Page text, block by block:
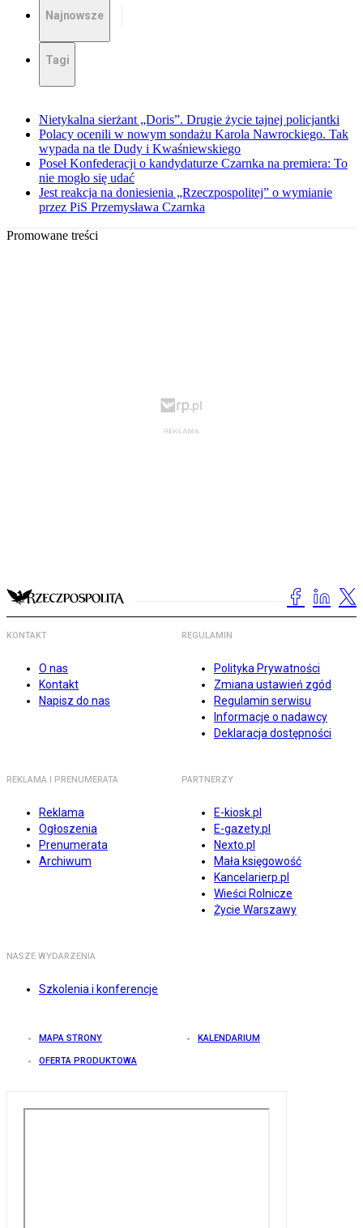
Najnowsze
Tagi
Nietykalna sierżant „Doris”. Drugie życie tajnej policjantki
Polacy ocenili w nowym sondażu Karola Nawrockiego. Tak
wypada na tle Dudy i Kwaśniewskiego
Poseł Konfederacji o kandydaturze Czarnka na premiera: To
nie mogło się udać
Jest reakcja na doniesienia „Rzeczpospolitej” o wymianie
przez PiS Przemysława Czarnka
Promowane treści
KONTAKT
O nas
Kontakt
Napisz do nas
REGULAMIN
Polityka Prywatności
Zmiana ustawień zgód
Regulamin serwisu
Informacje o nadawcy
Deklaracja dostępności
REKLAMA I PRENUMERATA
Reklama
Ogłoszenia
Prenumerata
Archiwum
PARTNERZY
E-kiosk.pl
E-gazety.pl
Nexto.pl
Mała księgowość
Kancelarierp.pl
Wieści Rolnicze
Życie Warszawy
NASZE WYDARZENIA
Szkolenia i konferencje
MAPA STRONY KALENDARIUM
OFERTA PRODUKTOWA